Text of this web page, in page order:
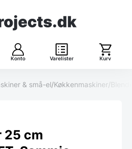
Konto Varelister Kurv
& små-el/Køkkenmaskiner/
25 cm